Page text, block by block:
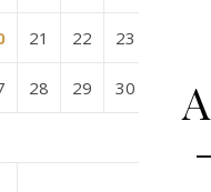
21 22 23
28 29 30